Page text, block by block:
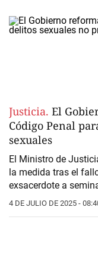
Justicia. El
Código Penal
sexuales
El Ministro de
la medida tras el
exsacerdote a
4 DE JULIO DE 2025 -